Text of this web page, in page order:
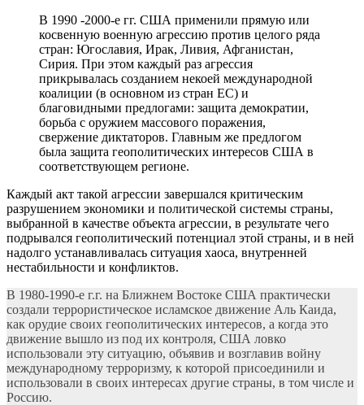
В 1990 -2000-е гг. США применили прямую или
косвенную военную агрессию против целого ряда
стран: Югославия, Ирак, Ливия, Афганистан,
Сирия. При этом каждый раз агрессия
прикрывалась созданием некоей международной
коалиции (в основном из стран ЕС) и
благовидными предлогами: защита демократии,
борьба с оружием массового поражения,
свержение диктаторов. Главным же предлогом
была защита геополитических интересов США в
соответствующем регионе.
Каждый акт такой агрессии завершался критическим
разрушением экономики и политической системы страны,
выбранной в качестве объекта агрессии, в результате чего
подрывался геополитический потенциал этой страны, и в ней
надолго устанавливалась ситуация хаоса, внутренней
нестабильности и конфликтов.
В 1980-1990-е г.г. на Ближнем Востоке США практически
создали террористическое исламское движение Аль Каида,
как орудие своих геополитических интересов, а когда это
движение вышло из под их контроля, США ловко
использовали эту ситуацию, объявив и возглавив войну
международному терроризму, к которой присоединили и
использовали в своих интересах другие страны, в том числе и
Россию.